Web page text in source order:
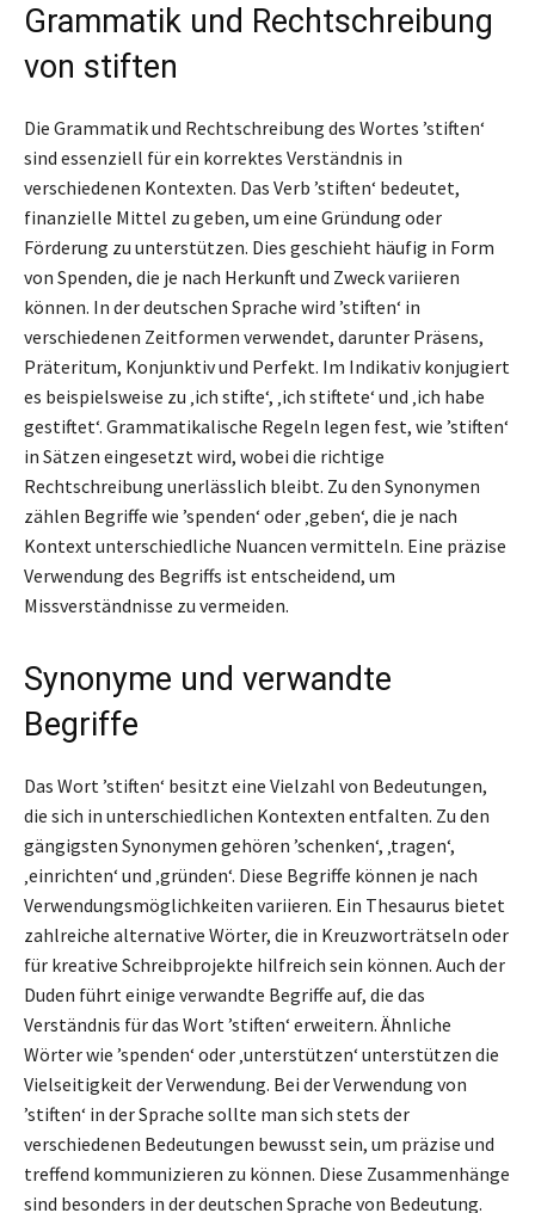
Grammatik und Rechtschreibung
von stiften
Die Grammatik und Rechtschreibung des Wortes ’stiften‘
sind essenziell für ein korrektes Verständnis in
verschiedenen Kontexten. Das Verb ’stiften‘ bedeutet,
finanzielle Mittel zu geben, um eine Gründung oder
Förderung zu unterstützen. Dies geschieht häufig in Form
von Spenden, die je nach Herkunft und Zweck variieren
können. In der deutschen Sprache wird ’stiften‘ in
verschiedenen Zeitformen verwendet, darunter Präsens,
Präteritum, Konjunktiv und Perfekt. Im Indikativ konjugiert
es beispielsweise zu ‚ich stifte‘, ‚ich stiftete‘ und ‚ich habe
gestiftet‘. Grammatikalische Regeln legen fest, wie ’stiften‘
in Sätzen eingesetzt wird, wobei die richtige
Rechtschreibung unerlässlich bleibt. Zu den Synonymen
zählen Begriffe wie ’spenden‘ oder ‚geben‘, die je nach
Kontext unterschiedliche Nuancen vermitteln. Eine präzise
Verwendung des Begriffs ist entscheidend, um
Missverständnisse zu vermeiden.
Synonyme und verwandte
Begriffe
Das Wort ’stiften‘ besitzt eine Vielzahl von Bedeutungen,
die sich in unterschiedlichen Kontexten entfalten. Zu den
gängigsten Synonymen gehören ’schenken‘, ‚tragen‘,
‚einrichten‘ und ‚gründen‘. Diese Begriffe können je nach
Verwendungsmöglichkeiten variieren. Ein Thesaurus bietet
zahlreiche alternative Wörter, die in Kreuzworträtseln oder
für kreative Schreibprojekte hilfreich sein können. Auch der
Duden führt einige verwandte Begriffe auf, die das
Verständnis für das Wort ’stiften‘ erweitern. Ähnliche
Wörter wie ’spenden‘ oder ‚unterstützen‘ unterstützen die
Vielseitigkeit der Verwendung. Bei der Verwendung von
’stiften‘ in der Sprache sollte man sich stets der
verschiedenen Bedeutungen bewusst sein, um präzise und
treffend kommunizieren zu können. Diese Zusammenhänge
sind besonders in der deutschen Sprache von Bedeutung.